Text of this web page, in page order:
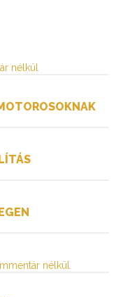
nélkül
nélkül